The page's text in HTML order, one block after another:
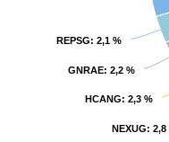
NEXUG: 2,8
NEXUG: 2,8
HCANG: 2,3 %
HCANG: 2,3 %
GNRAE: 2,2 %
GNRAE: 2,2 %
REPSG: 2,1 %
REPSG: 2,1 %